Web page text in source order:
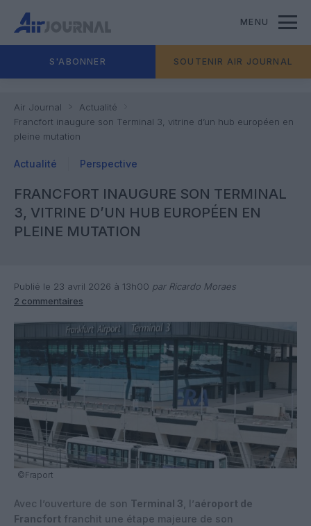
MENU
S'ABONNER SOUTENIR AIR JOURNAL
Air Journal
Actualité
Francfort inaugure son Terminal 3, vitrine d’un hub européen en
pleine mutation
Actualité Perspective
FRANCFORT INAUGURE SON TERMINAL
3, VITRINE D’UN HUB EUROPÉEN EN
PLEINE MUTATION
Publié le 23 avril 2026 à 13h00 par Ricardo Moraes
2 commentaires
©Fraport
Avec l’ouverture de son Terminal 3 , l’aéroport de
Francfort franchit une étape majeure de son